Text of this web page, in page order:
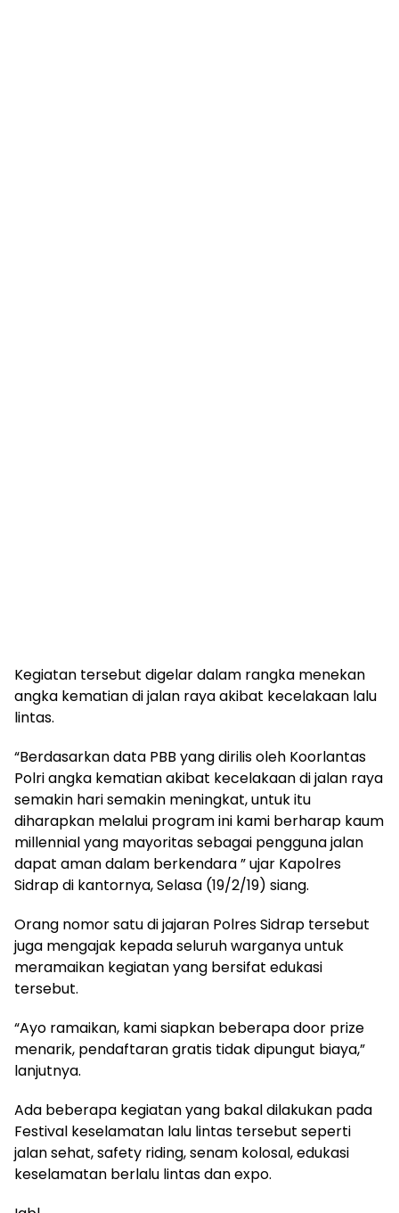
Kegiatan tersebut digelar dalam rangka menekan
angka kematian di jalan raya akibat kecelakaan lalu
lintas.
“Berdasarkan data PBB yang dirilis oleh Koorlantas
Polri angka kematian akibat kecelakaan di jalan raya
semakin hari semakin meningkat, untuk itu
diharapkan melalui program ini kami berharap kaum
millennial yang mayoritas sebagai pengguna jalan
dapat aman dalam berkendara ” ujar Kapolres
Sidrap di kantornya, Selasa (19/2/19) siang.
Orang nomor satu di jajaran Polres Sidrap tersebut
juga mengajak kepada seluruh warganya untuk
meramaikan kegiatan yang bersifat edukasi
tersebut.
“Ayo ramaikan, kami siapkan beberapa door prize
menarik, pendaftaran gratis tidak dipungut biaya,”
lanjutnya.
Ada beberapa kegiatan yang bakal dilakukan pada
Festival keselamatan lalu lintas tersebut seperti
jalan sehat, safety riding, senam kolosal, edukasi
keselamatan berlalu lintas dan expo.